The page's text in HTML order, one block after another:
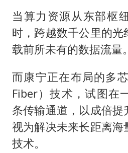
当算力资源从东部枢
时，跨越数千公里的
载前所未有的数据流量。
而康宁正在布局的多
Fiber）技术，试图在
条传输通道，以成倍提
视为解决未来长距离海
技术。